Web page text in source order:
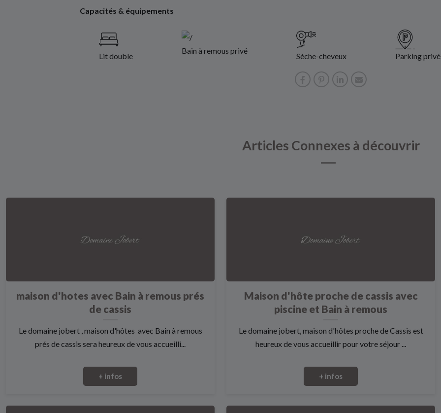
Capacités & équipements
Lit double
Bain à remous privé
Sèche-cheveux Parking privé
Articles Connexes à découvrir
maison d'hotes avec Bain à remous prés
de cassis
Le domaine jobert , maison d'hôtes avec Bain à remous
prés de cassis sera heureux de vous accueilli...
+ infos
Maison d'hôte proche de cassis avec
piscine et Bain à remous
Le domaine jobert, maison d'hôtes proche de Cassis est
heureux de vous accueillir pour votre séjour ...
+ infos